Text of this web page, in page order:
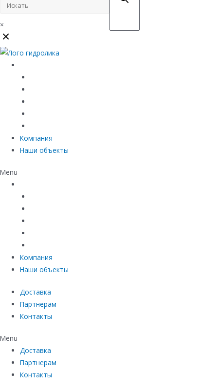
×
Компания
Наши объекты
Menu
Компания
Наши объекты
Доставка
Партнерам
Контакты
Menu
Доставка
Партнерам
Контакты